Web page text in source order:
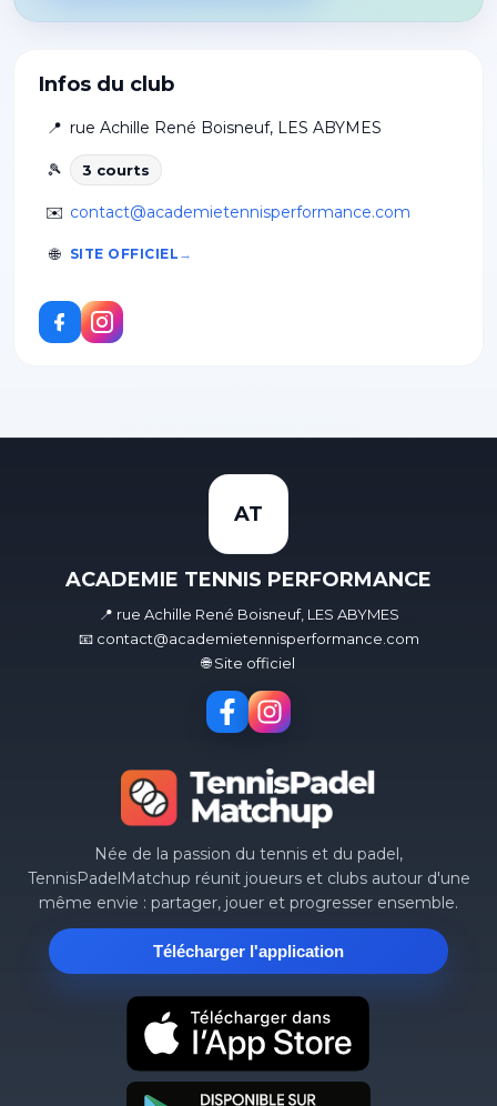
Infos du club
📍 rue Achille René Boisneuf, LES ABYMES
🎾 3 courts
✉️ contact@academietennisperformance.com
🌐 SITE OFFICIEL
AT
ACADEMIE TENNIS PERFORMANCE
📍 rue Achille René Boisneuf, LES ABYMES
📧 contact@academietennisperformance.com
🌐 Site officiel
Née de la passion du tennis et du padel,
TennisPadelMatchup réunit joueurs et clubs autour d'une
même envie : partager, jouer et progresser ensemble.
Télécharger l'application